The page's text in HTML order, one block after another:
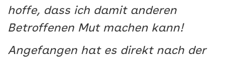
hoffe, dass ich damit anderen
Betroffenen Mut machen kann!
Angefangen hat es direkt nach der